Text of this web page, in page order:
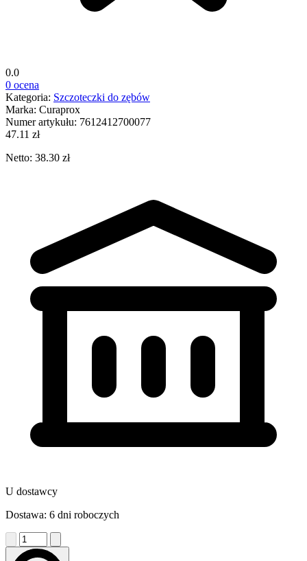
0.0
0 ocena
Kategoria: Szczoteczki do zębów
Marka: Curaprox
Numer artykułu: 7612412700077
47.11 zł
Netto: 38.30 zł
U dostawcy
Dostawa: 6 dni roboczych